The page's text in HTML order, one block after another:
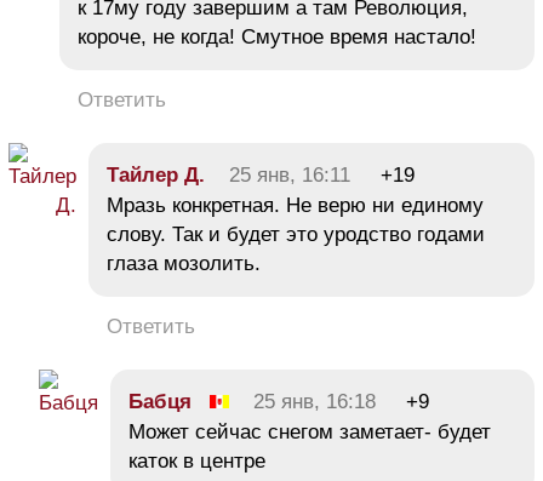
к 17му году завершим а там Революция,
короче, не когда! Смутное время настало!
Ответить
Тайлер Д. 25 янв, 16:11
+19
Мразь конкретная. Не верю ни единому
слову. Так и будет это уродство годами
глаза мозолить.
Ответить
Бабця 25 янв, 16:18
+9
Может сейчас снегом заметает- будет
каток в центре